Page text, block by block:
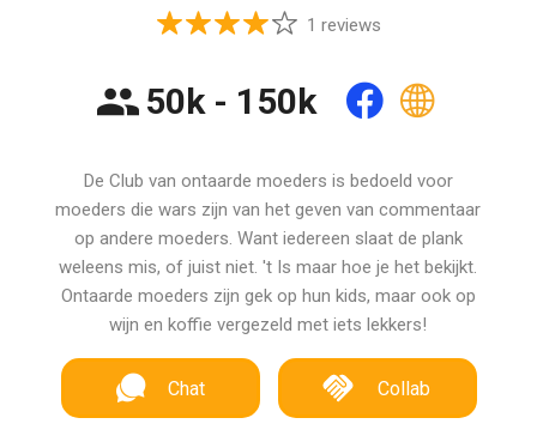
1 reviews
50k - 150k
De Club van ontaarde moeders is bedoeld voor
moeders die wars zijn van het geven van commentaar
op andere moeders. Want iedereen slaat de plank
weleens mis, of juist niet. 't Is maar hoe je het bekijkt.
Ontaarde moeders zijn gek op hun kids, maar ook op
wijn en koffie vergezeld met iets lekkers!
Chat Collab